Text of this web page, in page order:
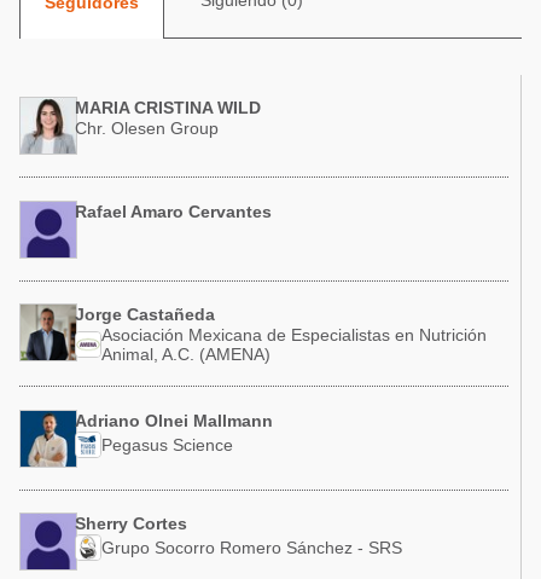
Acuacultura
Avicultura
Porcicultura
Lechería
Balanceados - Piensos
Avicultura
Ganadería
Lechería
MARIA CRISTINA WILD
Chr. Olesen Group
Rafael Amaro Cervantes
Jorge Castañeda
Asociación Mexicana de Especialistas en Nutrición
Animal, A.C. (AMENA)
Adriano Olnei Mallmann
Pegasus Science
Sherry Cortes
Grupo Socorro Romero Sánchez - SRS